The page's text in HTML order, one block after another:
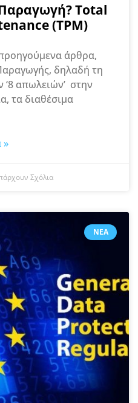
Total
(TPM)
άρθρα,
δηλαδή τη
‘8 απωλειών’ στην
τα διαθέσιμα
»
Σχόλια
ΝΈΑ